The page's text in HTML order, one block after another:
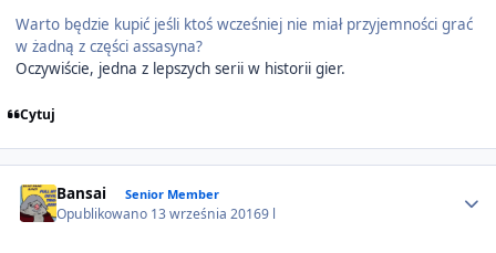
Warto będzie kupić jeśli ktoś wcześniej nie miał przyjemności grać
w żadną z części assasyna?
Oczywiście, jedna z lepszych serii w historii gier.
Cytuj
Bansai Senior Member
Opublikowano 13 września 20169 l